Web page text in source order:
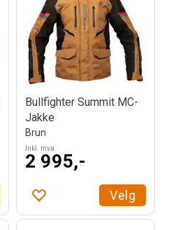
Bullfighter Summit MC-
Jakke
Brun
Inkl. mva
2 995,-
Velg